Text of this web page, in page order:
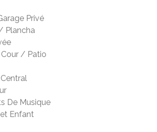
Privé
Plancha
/ Patio
De Musique
Enfant